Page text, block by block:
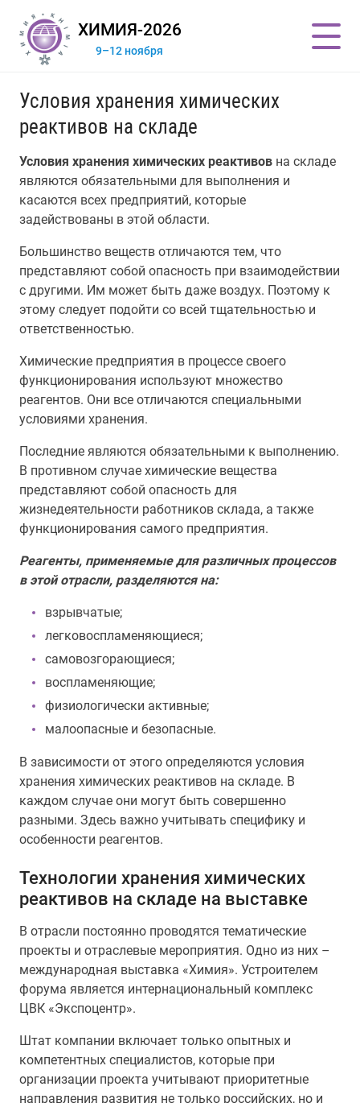
ХИМИЯ-2026
9–12 ноября
Условия хранения химических
реактивов на складе
Условия хранения химических реактивов на складе
являются обязательными для выполнения и
касаются всех предприятий, которые
задействованы в этой области.
Большинство веществ отличаются тем, что
представляют собой опасность при взаимодействии
с другими. Им может быть даже воздух. Поэтому к
этому следует подойти со всей тщательностью и
ответственностью.
Химические предприятия в процессе своего
функционирования используют множество
реагентов. Они все отличаются специальными
условиями хранения.
Последние являются обязательными к выполнению.
В противном случае химические вещества
представляют собой опасность для
жизнедеятельности работников склада, а также
функционирования самого предприятия.
Реагенты, применяемые для различных процессов
в этой отрасли, разделяются на:
взрывчатые;
легковоспламеняющиеся;
самовозгорающиеся;
воспламеняющие;
физиологически активные;
малоопасные и безопасные.
В зависимости от этого определяются условия
хранения химических реактивов на складе. В
каждом случае они могут быть совершенно
разными. Здесь важно учитывать специфику и
особенности реагентов.
Технологии хранения химических
реактивов на складе на выставке
В отрасли постоянно проводятся тематические
проекты и отраслевые мероприятия. Одно из них –
международная выставка «Химия». Устроителем
форума является интернациональный комплекс
ЦВК «Экспоцентр».
Штат компании включает только опытных и
компетентных специалистов, которые при
организации проекта учитывают приоритетные
направления развития не только российских, но и